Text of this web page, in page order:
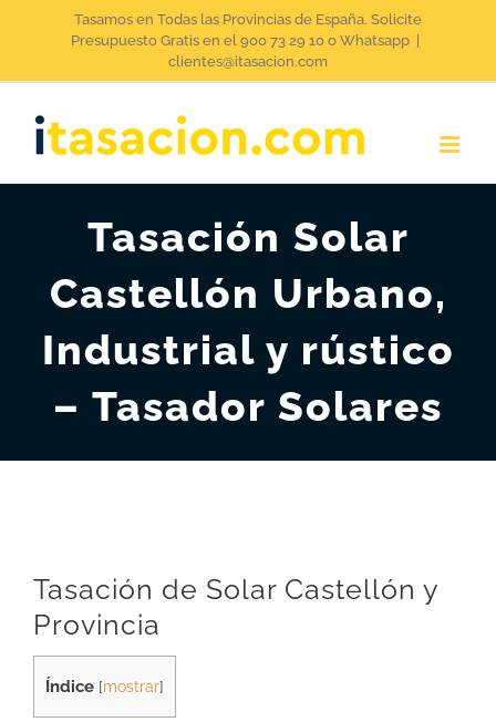
Tasamos en Todas las Provincias de España. Solicite
Presupuesto Gratis en el 900 73 29 10 o Whatsapp
clientes@itasacion.com
Tasación Solar
Castellón Urbano,
Industrial y rústico
– Tasador Solares
Tasación de Solar Castellón y
Provincia
Índice [mostrar]